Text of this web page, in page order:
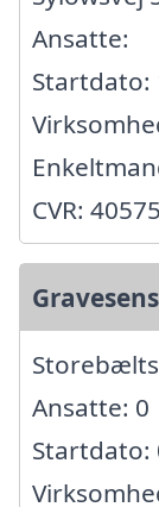
Ansatte:
Startdato:
CVR:
Ansatte: 0
Startdato: